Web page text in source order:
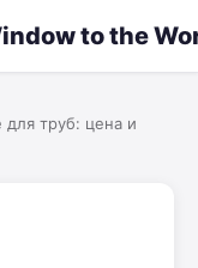
to the
труб: цена и